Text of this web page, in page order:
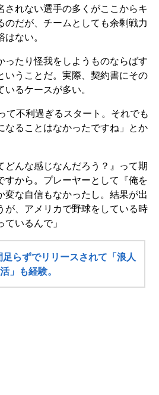
されない選手の多くがここからキ
のだが、チームとしても余剰戦力
ない。
たり怪我をしようものならばす
いうことだ。実際、契約書にその
るケースが多い。
不利過ぎるスタート。それでも
なることはなかったですね」とか
どんな感じなんだろう？』って期
すから。プレーヤーとして『俺を
変な自信もなかったし。結果が出
が、アメリカで野球をしている時
いるんで」
らずでリリースされて「浪人
」も経験。